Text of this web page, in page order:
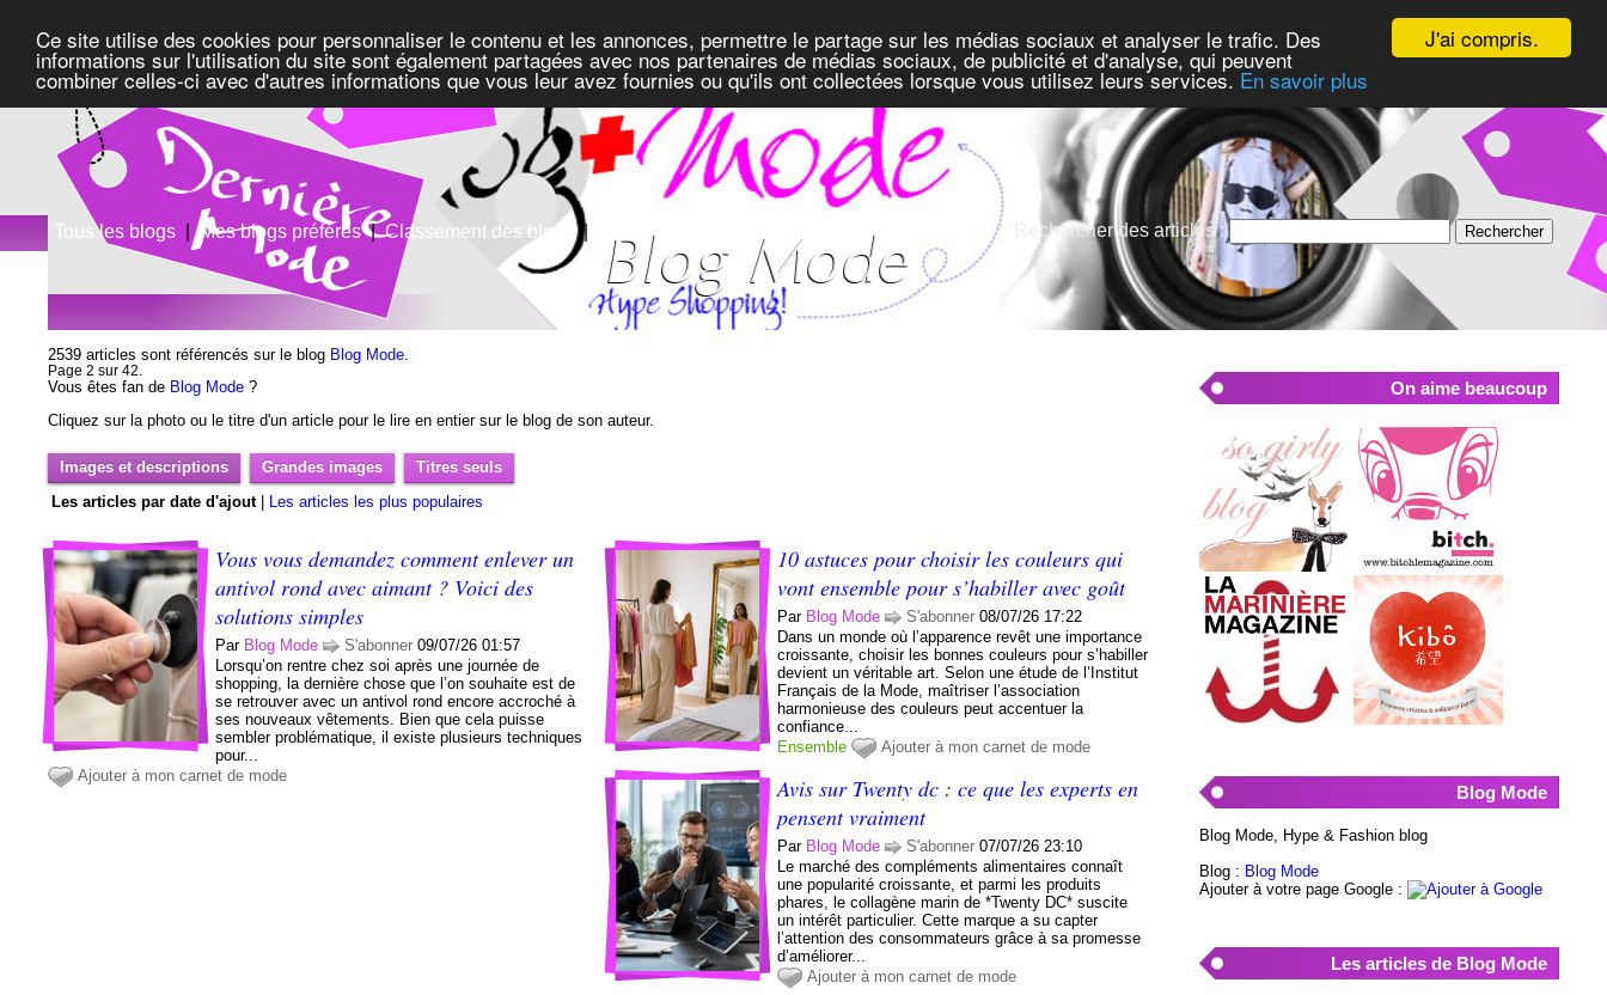
J'ai compris.
Ce site utilise des cookies pour personnaliser le contenu et les annonces, permettre le partage sur les médias sociaux et analyser le trafic. Des
informations sur l'utilisation du site sont également partagées avec nos partenaires de médias sociaux, de publicité et d'analyse, qui peuvent
combiner celles-ci avec d'autres informations que vous leur avez fournies ou qu'ils ont collectées lorsque vous utilisez leurs services. En savoir plus
Tous les blogs | Mes blogs préférés|Classement des blogs | Rechercher des articles :
2539 articles sont référencés sur le blog Blog Mode
Page 2 sur 42.
Vous êtes fan de Blog Mode ?
Cliquez sur la photo ou le titre d'un article pour le lire en entier sur le blog de son auteur.
Images et descriptions Grandes images
Titres seuls
Les articles par date d'ajout| Les articles les plus populaires
Vous vous demandez comment enlever un
antivol rond avec aimant ? Voici des
solutions simples
Par Blog Mode S'abonner 09/07/26 01:57
Lorsqu’on rentre chez soi après une journée de
shopping, la dernière chose que l’on souhaite est de
se retrouver avec un antivol rond encore accroché à
ses nouveaux vêtements. Bien que cela puisse
sembler problématique, il existe plusieurs techniques
pour...
Ajouter à mon carnet de mode
10 astuces pour choisir les couleurs qui
vont ensemble pour s’habiller avec goût
Par Blog Mode S'abonner 08/07/26 17:22
Dans un monde où l’apparence revêt une importance
croissante, choisir les bonnes couleurs pour s’habiller
devient un véritable art. Selon une étude de l’Institut
Français de la Mode, maîtriser l’association
harmonieuse des couleurs peut accentuer la
confiance...
Ensemble
Ajouter à mon carnet de mode
Avis sur Twenty dc : ce que les experts en
pensent vraiment
Par Blog Mode S'abonner 07/07/26 23:10
Le marché des compléments alimentaires connaît
une popularité croissante, et parmi les produits
phares, le collagène marin de *Twenty DC* suscite
un intérêt particulier. Cette marque a su capter
l’attention des consommateurs grâce à sa promesse
d’améliorer...
Ajouter à mon carnet de mode
On aime beaucoup
Blog Mode
Blog Mode, Hype & Fashion blog
Blog : Blog Mode
Ajouter à votre page Google :
Les articles de Blog Mode